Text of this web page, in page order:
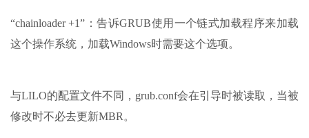
“chainloader +1”：告诉GRUB使用一个链式加载程序来加载
这个操作系统，加载Windows时需要这个选项。
与LILO的配置文件不同，grub.conf会在引导时被读取，当被
修改时不必去更新MBR。